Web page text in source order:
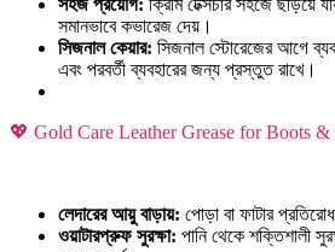
সহজ প্রয়োগ: ক্রিমি টেক্সচার সহজে ছড়িয়ে
সমানভাবে কভারেজ দেয়।
সিজনাল কেয়ার: সিজনাল স্টোরেজের আগে
এবং পরবর্তী ব্যবহারের জন্য প্রস্তুত রাখে।
💖 Gold Care Leather Grease for Boots &
লেদারের আয়ু বাড়ায়: পোড়া বা ফাটার
ওয়াটারপ্রুফ সুরক্ষা: পানি থেকে শক্তিশালী